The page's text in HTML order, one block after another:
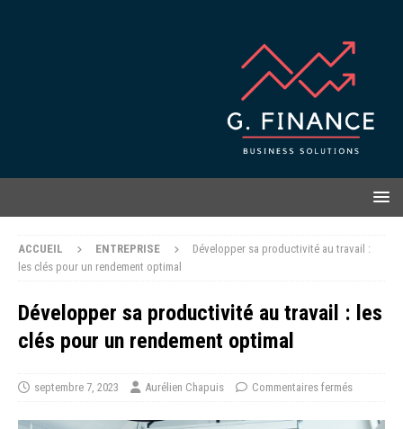
ACCUEIL ENTREPRISE
Développer sa productivité au travail :
les clés pour un rendement optimal
Développer sa productivité au travail : les
clés pour un rendement optimal
septembre 7, 2023 Aurélien Chapuis Commentaires fermés